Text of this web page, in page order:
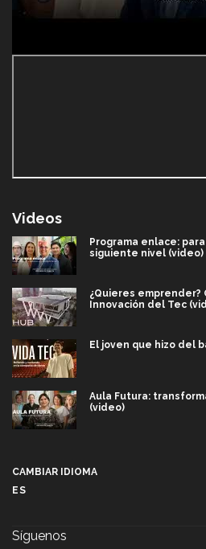
Videos
Programa enlace:
siguiente nivel (video)
¿Quieres emprender?
Innovación del Tec
El joven que hizo del
Aula Futura:
(video)
CAMBIAR IDIOMA
ES
Síguenos